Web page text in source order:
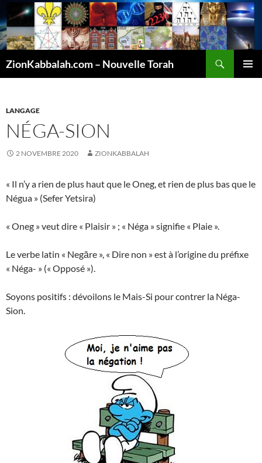
ZionKabbalah.com – Nouvelle Torah
LANGAGE
NÉGA-SION
2 NOVEMBRE 2020 ZIONKABBALAH
« Il n’y a rien de plus haut que le Oneg, et rien de plus bas que le
Négua » (Sefer Yetsira)
« Oneg » veut dire « Plaisir » ; « Néga » signifie « Plaie ».
Le verbe latin « Negāre », « Dire non » est à l’origine du préfixe
« Néga- » (« Opposé »).
Soyons positifs : dévoilons le Mais-Si pour contrer la Néga-
Sion.